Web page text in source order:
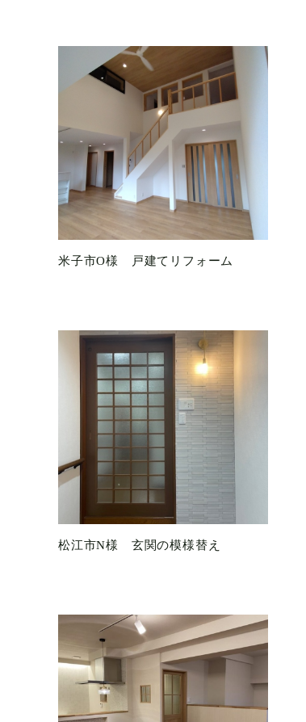
米子市O様 戸建てリフォーム
松江市N様 玄関の模様替え